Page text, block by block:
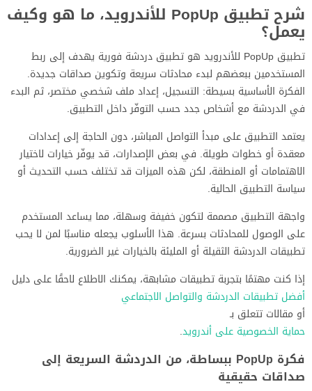
شرح تطبيق PopUp للأندرويد، ما هو وكيف
يعمل؟
تطبيق PopUp للأندرويد هو تطبيق دردشة فورية يهدف إلى ربط
المستخدمين ببعضهم لبدء محادثات سريعة وتكوين صداقات جديدة.
الفكرة الأساسية بسيطة: التسجيل، إعداد ملف شخصي مختصر، ثم البدء
في الدردشة مع أشخاص جدد حسب التوفّر داخل التطبيق.
يعتمد التطبيق على مبدأ التواصل المباشر، دون الحاجة إلى إعدادات
معقدة أو خطوات طويلة. في بعض الإصدارات، قد يوفّر خيارات لاختيار
الاهتمامات أو المنطقة، لكن هذه الميزات قد تختلف حسب التحديث أو
سياسة التطبيق الحالية.
واجهة التطبيق مصممة لتكون خفيفة وسهلة، مما يساعد المستخدم
على الوصول للمحادثات بسرعة. هذا الأسلوب يجعله مناسبًا لمن لا يحب
تطبيقات الدردشة الثقيلة أو المليئة بالخيارات غير الضرورية.
إذا كنت مهتمًا بتجربة تطبيقات مشابهة، يمكنك الاطلاع لاحقًا على دليل
أفضل تطبيقات الدردشة والتواصل الاجتماعي
أو مقالات تتعلق بـ
حماية الخصوصية على أندرويد.
فكرة PopUp ببساطة، من الدردشة السريعة إلى
صداقات حقيقية